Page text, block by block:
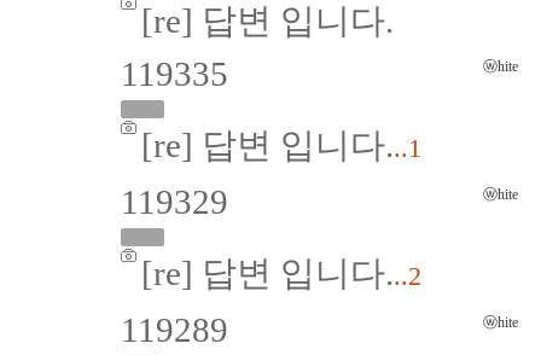
[re] 답변 입니다.
119335
[re] 답변 입니다...1
ⓦhite
119329
[re] 답변 입니다...2
ⓦhite
119289
ⓦhite